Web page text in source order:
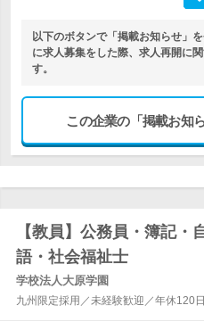
以下のボタンで「掲載お知らせ」
に求人募集をした際、求人再開に
す。
この企業の「掲載お知
【教員】公務員・簿記・
語・社会福祉士
学校法人大原学園
九州限定採用／未経験歓迎／年休120